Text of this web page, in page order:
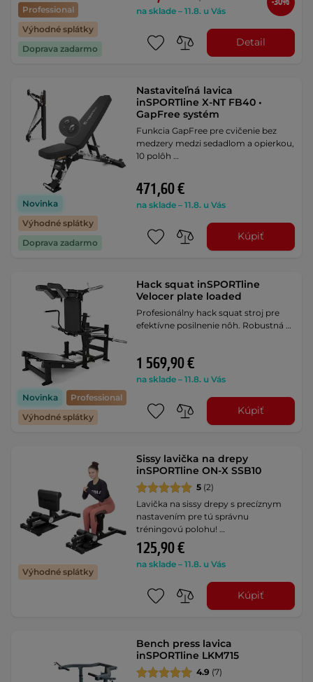
Professional
Výhodné splátky
Doprava zadarmo
na sklade – 11.8. u Vás
Detail
Novinka
Výhodné splátky
Doprava zadarmo
Nastaviteľná lavica
inSPORTline X-NT FB40 •
GapFree systém
Funkcia GapFree pre cvičenie bez
medzery medzi sedadlom a opierkou,
10 polôh …
471,60 €
na sklade – 11.8. u Vás
Kúpiť
Novinka
Professional
Výhodné splátky
Hack squat inSPORTline
Velocer plate loaded
Profesionálny hack squat stroj pre
efektívne posilnenie nôh. Robustná …
1 569,90 €
na sklade – 11.8. u Vás
Kúpiť
Výhodné splátky
Sissy lavička na drepy
inSPORTline ON-X SSB10
5 (2)
Lavička na sissy drepy s precíznym
nastavením pre tú správnu
tréningovú polohu! …
125,90 €
na sklade – 11.8. u Vás
Kúpiť
Bench press lavica
inSPORTline LKM715
4.9 (7)